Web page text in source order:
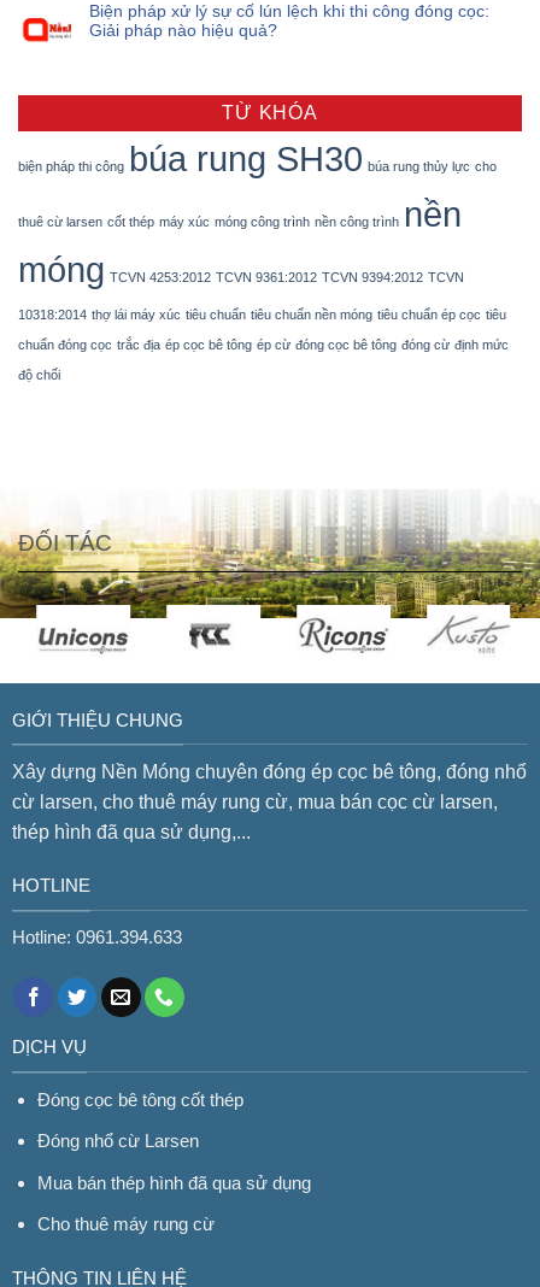
Biện pháp xử lý sự cố lún lệch khi thi công đóng cọc:
Giải pháp nào hiệu quả?
TỪ KHÓA
biện pháp thi công búa rung SH30 búa rung thủy lực cho
thuê cừ larsen cốt thép máy xúc móng công trình nền công trình nền
móng TCVN 4253:2012 TCVN 9361:2012 TCVN 9394:2012 TCVN
10318:2014 thợ lái máy xúc tiêu chuẩn tiêu chuẩn nền móng tiêu chuẩn ép cọc tiêu
chuẩn đóng cọc trắc địa ép cọc bê tông ép cừ đóng cọc bê tông đóng cừ định mức
độ chối
ĐỐI TÁC
GIỚI THIỆU CHUNG
Xây dựng Nền Móng chuyên đóng ép cọc bê tông, đóng nhổ
cừ larsen, cho thuê máy rung cừ, mua bán cọc cừ larsen,
thép hình đã qua sử dụng,...
HOTLINE
Hotline: 0961.394.633
DỊCH VỤ
Đóng cọc bê tông cốt thép
Đóng nhổ cừ Larsen
Mua bán thép hình đã qua sử dụng
Cho thuê máy rung cừ
THÔNG TIN LIÊN HỆ